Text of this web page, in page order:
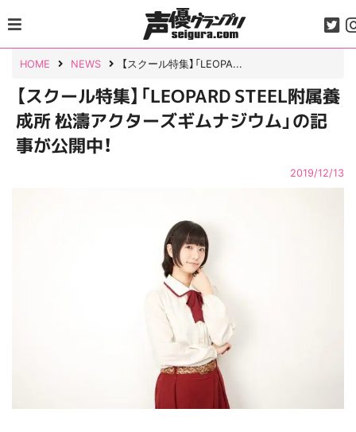
to
content
HOME NEWS 【スクール特集】「LEOPA...
【スクール特集】「LEOPARD STEEL附属養
成所 松濤アクターズギムナジウム」の記
事が公開中！
2019/12/13